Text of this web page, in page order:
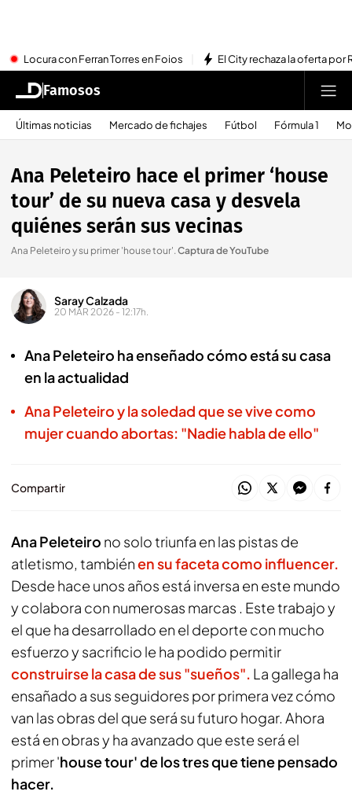
Locura con Ferran Torres en Foios El City rechaza la oferta por
Famosos
Últimas noticias Mercado de fichajes Fútbol Fórmula 1
Ana Peleteiro hace el primer ‘house
tour’ de su nueva casa y desvela
quiénes serán sus vecinas
Ana Peleteiro y su primer 'house tour'.Captura de YouTube
Saray Calzada
20 MAR 2026 - 12:17h.
Ana Peleteiro ha enseñado cómo está su casa
en la actualidad
Ana Peleteiro y la soledad que se vive como
mujer cuando abortas: "Nadie habla de ello"
Compartir
Ana Peleteiro no solo triunfa en las pistas de
atletismo, tambiénen su faceta como influencer.
Desde hace unos años está inversa en este mundo
y colabora con numerosas marcas . Este trabajo y
el que ha desarrollado en el deporte con mucho
esfuerzo y sacrificio le ha podido permitir
construirse la casa de sus "sueños". La gallega ha
ensañado a sus seguidores por primera vez cómo
van las obras del que será su futuro hogar. Ahora
está en obras y ha avanzado que este será el
primer 'house tour' de los tres que tiene pensado
hacer.